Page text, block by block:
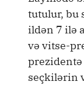
tutulur, bu
ildən 7 ilə
və vitse-
seçkilərin